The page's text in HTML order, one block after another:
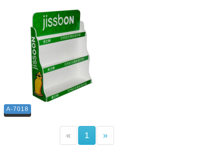
A-7018
« 1 (current)
»